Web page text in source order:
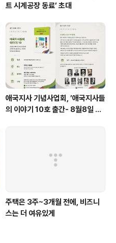
트 시계공장 동료’ 초대
애국지사 기념사업회, ’애국지사들
의 이야기 10호 출간- 8월8일 출
주택은 3주~3개월 전에, 비즈니
스는 더 여유있게